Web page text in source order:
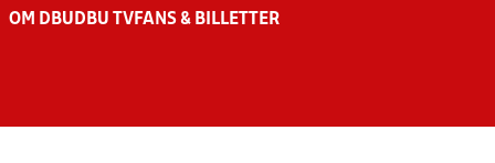
OM DBU DBU TV FANS & BILLETTER